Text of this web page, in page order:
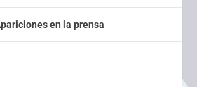
en la prensa